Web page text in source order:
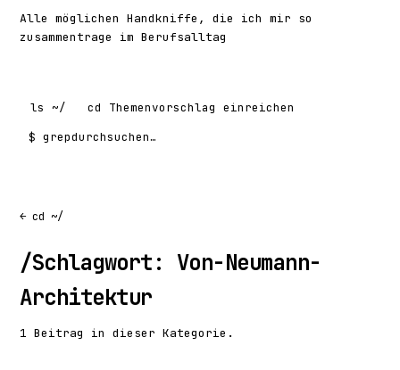
Alle möglichen Handkniffe, die ich mir so
zusammentrage im Berufsalltag
ls ~/ cd
Themenvorschlag einreichen
$ grep
Suchen nach:
← cd ~/
/Schlagwort: Von-Neumann-
Architektur
1 Beitrag in dieser Kategorie.